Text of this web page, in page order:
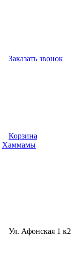
Заказать звонок
Корзина
Хаммамы
Ул. Афонская 1 к2